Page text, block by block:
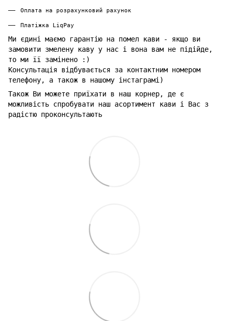
Оплата на розрахунковий рахунок
Платіжка LiqPay
Ми єдині маємо гарантію на помел кави - якщо ви
замовити змелену каву у нас і вона вам не підійде,
то ми її замінено :)
Консультація відбувається за контактним номером
телефону, а також в нашому інстаграмі)
Також Ви можете приїхати в наш корнер, де є
можливість спробувати наш асортимент кави і Вас з
радістю проконсультають